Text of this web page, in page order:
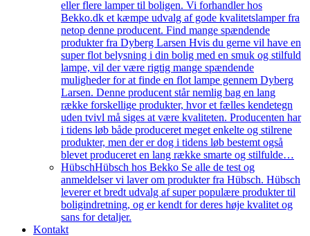
eller flere lamper til boligen. Vi forhandler hos
Bekko.dk et kæmpe udvalg af gode kvalitetslamper fra
netop denne producent. Find mange spændende
produkter fra Dyberg Larsen Hvis du gerne vil have en
super flot belysning i din bolig med en smuk og stilfuld
lampe, vil der være rigtig mange spændende
muligheder for at finde en flot lampe gennem Dyberg
Larsen. Denne producent står nemlig bag en lang
række forskellige produkter, hvor et fælles kendetegn
uden tvivl må siges at være kvaliteten. Producenten har
i tidens løb både produceret meget enkelte og stilrene
produkter, men der er dog i tidens løb bestemt også
blevet produceret en lang række smarte og stilfulde…
HübschHübsch hos Bekko Se alle de test og
anmeldelser vi laver om produkter fra Hübsch. Hübsch
leverer et bredt udvalg af super populære produkter til
boligindretning, og er kendt for deres høje kvalitet og
sans for detaljer.
Kontakt